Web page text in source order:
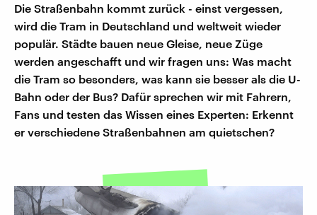
Die Straßenbahn kommt zurück - einst vergessen,
wird die Tram in Deutschland und weltweit wieder
populär. Städte bauen neue Gleise, neue Züge
werden angeschafft und wir fragen uns: Was macht
die Tram so besonders, was kann sie besser als die U-
Bahn oder der Bus? Dafür sprechen wir mit Fahrern,
Fans und testen das Wissen eines Experten: Erkennt
er verschiedene Straßenbahnen am quietschen?